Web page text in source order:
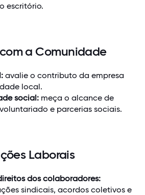
escritório.
a Comunidade
avalie o contributo da empresa
local.
social: meça o alcance de
e parcerias sociais.
Laborais
dos colaboradores:
sindicais, acordos coletivos e